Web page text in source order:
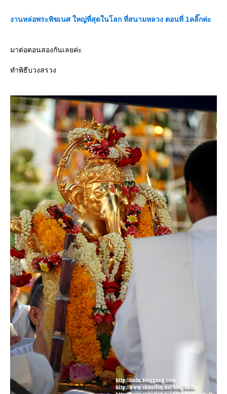
งานหล่อพระพิฆเนศ ใหญ่ที่สุดในโลก ที่สนามหลวง ตอนที่ 1คลิ๊กค่ะ
มาต่อตอนสองกันเลยค่ะ
ทำพิธีบวงสรวง